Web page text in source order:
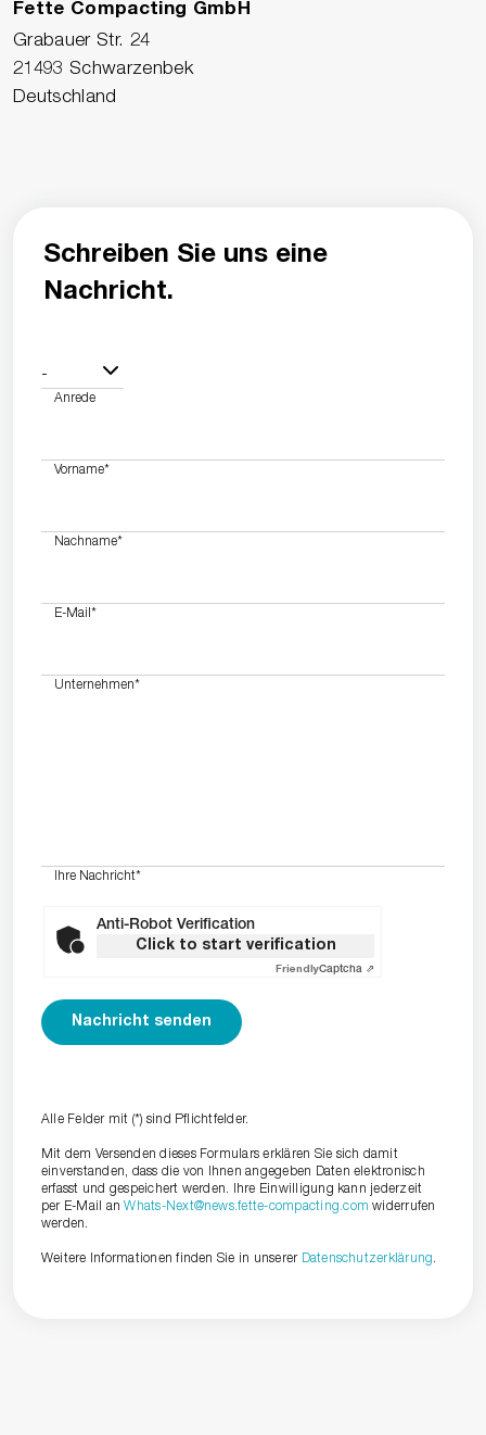
Fette Compacting GmbH
Grabauer Str. 24
21493 Schwarzenbek
Deutschland
Schreiben Sie uns eine
Nachricht.
-
Anrede
Vorname*
Nachname*
E-Mail*
Unternehmen*
Ihre Nachricht*
Anti-Robot Verification
Click to start verification
FriendlyCaptcha ⇗
Alle Felder mit (*) sind Pflichtfelder.
Mit dem Versenden dieses Formulars erklären Sie sich damit
einverstanden, dass die von Ihnen angegeben Daten elektronisch
erfasst und gespeichert werden. Ihre Einwilligung kann jederzeit
per E-Mail anWhats-Next@news.fette-compacting.com widerrufen
werden.
Weitere Informationen finden Sie in unserer Datenschutzerklärung.